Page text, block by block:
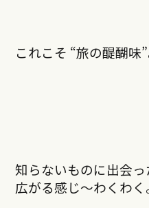
これこそ “旅の醍醐味”
知らないものに出会
広がる感じ〜わくわく